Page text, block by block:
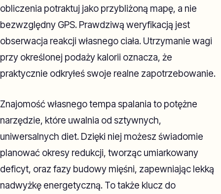
obliczenia potraktuj jako przybliżoną mapę, a nie
bezwzględny GPS. Prawdziwą weryfikacją jest
obserwacja reakcji własnego ciała. Utrzymanie wagi
przy określonej podaży kalorii oznacza, że
praktycznie odkryłeś swoje realne zapotrzebowanie.
Znajomość własnego tempa spalania to potężne
narzędzie, które uwalnia od sztywnych,
uniwersalnych diet. Dzięki niej możesz świadomie
planować okresy redukcji, tworząc umiarkowany
deficyt, oraz fazy budowy mięśni, zapewniając lekką
nadwyżkę energetyczną. To także klucz do